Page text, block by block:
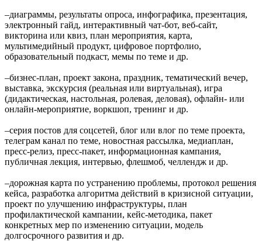
‒диаграммы, результаты опроса, инфографика, презентация,
электронный гайд, интерактивный чат-бот, веб-сайт,
викторина или квиз, план мероприятия, карта,
мультимедийный продукт, цифровое портфолио,
образовательный подкаст, мемы по теме и др.
‒бизнес-план, проект закона, праздник, тематический вечер,
выставка, экскурсия (реальная или виртуальная), игра
(дидактическая, настольная, ролевая, деловая), офлайн- или
онлайн-мероприятие, воркшоп, тренинг и др.
‒серия постов для соцсетей, блог или влог по теме проекта,
телеграм канал по теме, новостная рассылка, медиаплан,
пресс-релиз, пресс-пакет, информационная кампания,
публичная лекция, интервью, флешмоб, челлендж и др.
‒дорожная карта по устранению проблемы, протокол решения
кейса, разработка алгоритма действий в кризисной ситуации,
проект по улучшению инфраструктуры, план
профилактической кампании, кейс-методика, пакет
конкретных мер по изменению ситуации, модель
долгосрочного развития и др.